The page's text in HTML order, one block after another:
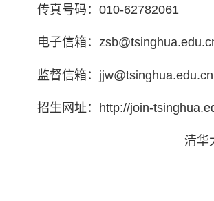
传真号码：010-62782061
电子信箱：
监督信箱：jjw@tsinghua.edu.cn
招生网址：http://join-
清华